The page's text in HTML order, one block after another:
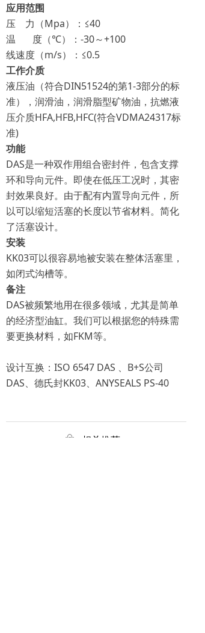
应用范围
压 力（Mpa）：≤40
温 度（℃）：-30～+100
线速度（m/s）：≤0.5
工作介质
液压油（符合DIN51524的第1-3部分的标
准），润滑油，润滑脂型矿物油，抗燃液
压介质HFA,HFB,HFC(符合VDMA24317标
准)
功能
DAS是一种双作用组合密封件，包含支撑
环和导向元件。即使在低压工况时，其密
封效果良好。由于配有内置导向元件，所
以可以缩短活塞的长度以节省材料。简化
了活塞设计。
安装
KK03可以很容易地被安装在整体活塞里，
如闭式沟槽等。
备注
DAS被频繁地用在很多领域，尤其是简单
的经济型油缸。我们可以根据您的特殊需
要更换材料，如FKM等。
设计互换：ISO 6547 DAS 、B+S公司
DAS、德氏封KK03、ANYSEALS PS-40
ꂆ 相关推荐